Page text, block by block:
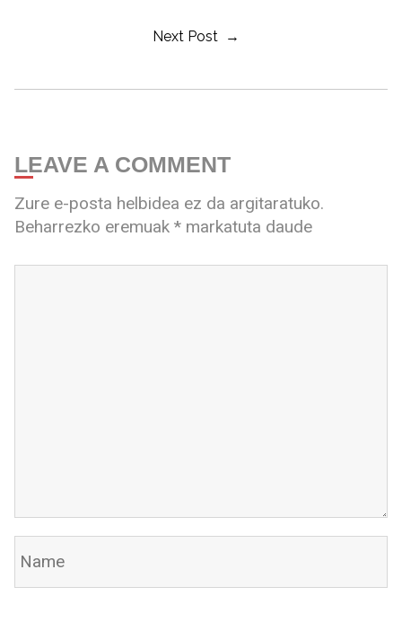
Next Post →
LEAVE A COMMENT
Zure e-posta helbidea ez da argitaratuko.
Beharrezko eremuak *markatuta daude